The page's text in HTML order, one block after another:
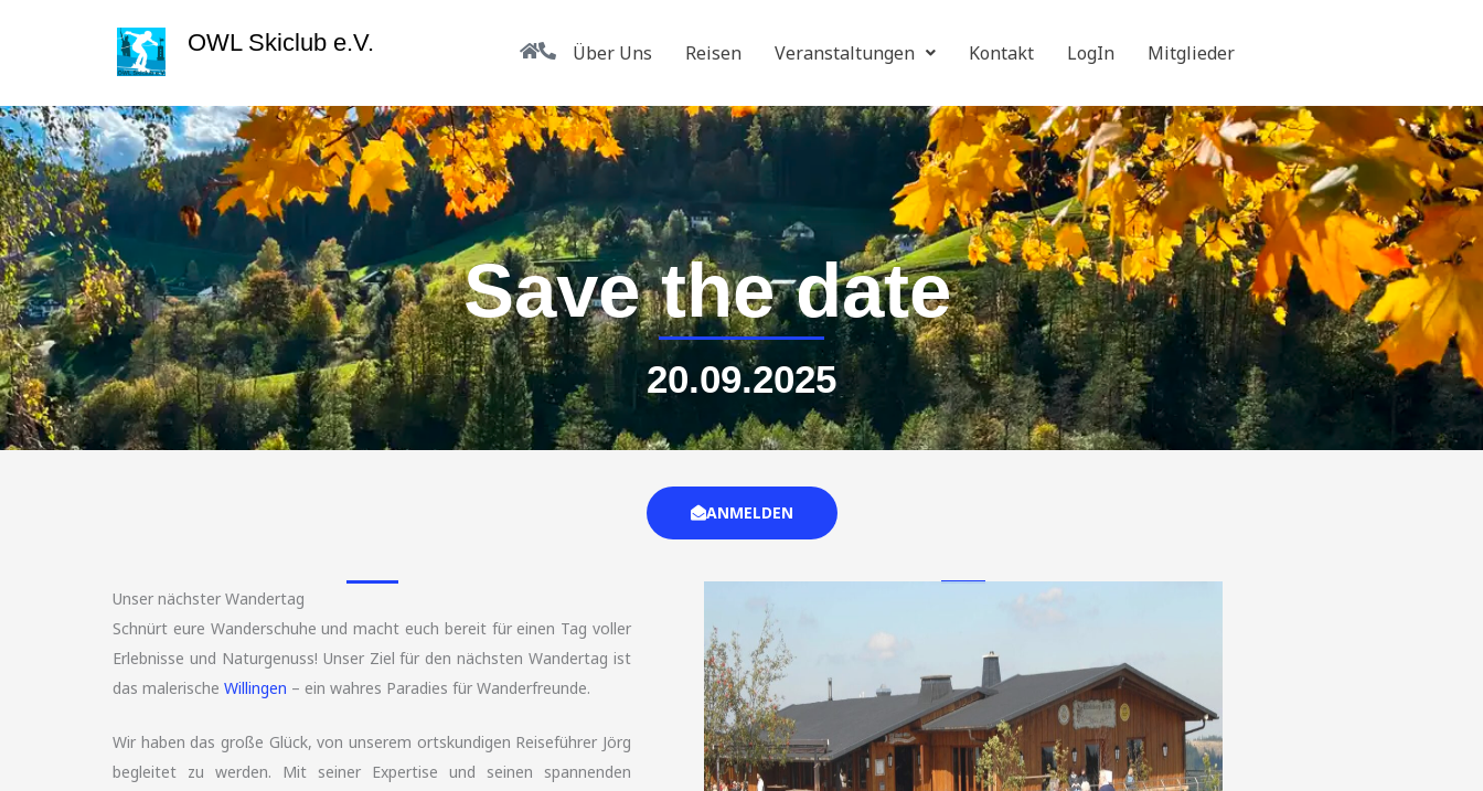
OWL Skiclub e.V. Über Uns Reisen Veranstaltungen Kontakt LogIn Mitglieder
Save the date
20.09.2025
ANMELDEN
Unser nächster Wandertag
Schnürt eure Wanderschuhe und macht euch bereit für einen Tag voller
Erlebnisse und Naturgenuss! Unser Ziel für den nächsten Wandertag ist
das malerische Willingen – ein wahres Paradies für Wanderfreunde.
Wir haben das große Glück, von unserem ortskundigen Reiseführer Jörg
begleitet zu werden. Mit seiner Expertise und seinen spannenden